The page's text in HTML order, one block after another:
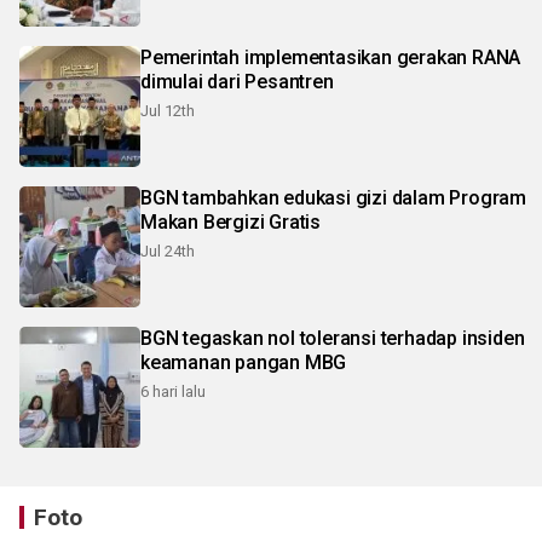
Pemerintah implementasikan gerakan RANA
dimulai dari Pesantren
Jul 12th
BGN tambahkan edukasi gizi dalam Program
Makan Bergizi Gratis
Jul 24th
BGN tegaskan nol toleransi terhadap insiden
keamanan pangan MBG
6 hari lalu
Foto